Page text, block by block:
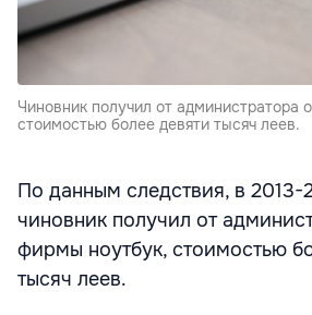
Чиновник получил от администратора
стоимостью более девяти тысяч леев.
По данным следствия, в 2013-
чиновник получил от
фирмы ноутбук, стоимостью
тысяч леев.